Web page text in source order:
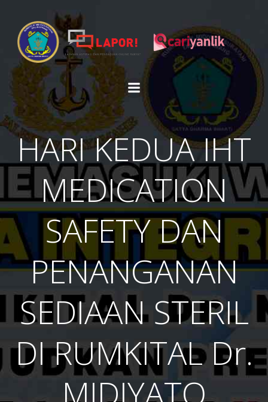
content
HARI KEDUA IHT
MEDICATION
SAFETY DAN
PENANGANAN
SEDIAAN STERIL
DI RUMKITAL Dr.
MIDIYATO